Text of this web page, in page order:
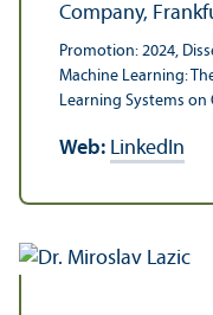
Company,
Promotion: 2024,
Machine Learning:
Learning Systems on
Web: LinkedIn